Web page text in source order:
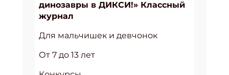
динозавры в ДИКСИ!» Классный
журнал
Для мальчишек и девчонок
От 7 до 13 лет